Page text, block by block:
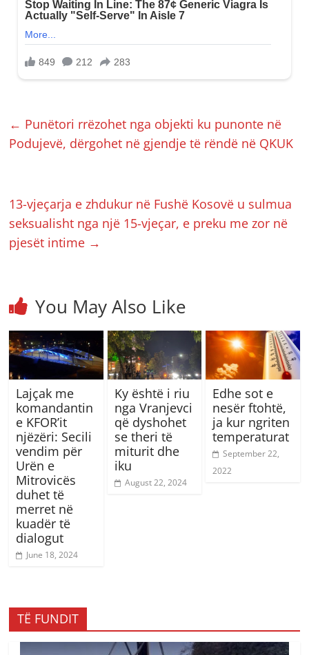
← Punëtori rrëzohet nga objekti ku punonte në
Podujevë, dërgohet në gjendje të rëndë në QKUK
13-vjeçarja e zhdukur në Fushë Kosovë u sulmua
seksualisht nga një 15-vjeçar, e preku me zor në
pjesët intime →
You May Also Like
Lajçak me
komandantin
e KFOR’it
njëzëri: Secili
vendim për
Urën e
Mitrovicës
duhet të
merret në
kuadër të
dialogut
June 18, 2024
Ky është i riu
nga Vranjevci
që dyshohet
se theri të
miturit dhe
iku
August 22, 2024
Edhe sot e
nesër ftohtë,
ja kur ngriten
temperaturat
September 22,
2022
TË FUNDIT